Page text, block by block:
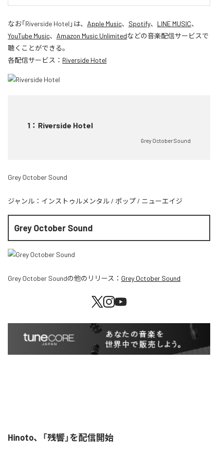
なお「Riverside Hotel 」は、 Apple Music、 Spotify、 LINE MUSIC、
YouTube Music、 Amazon Music Unlimitedなどの音楽配信サービスで
聴くことができる。
各配信サービス： Riverside Hotel
1 ： Riverside Hotel
Grey October Sound
Grey October Sound
ジャンル： インストゥルメンタル / ポップ / ニューエイジ
Grey October Sound
Grey October Soundの他のリリース： Grey October Sound
Hinoto、「残響」を配信開始